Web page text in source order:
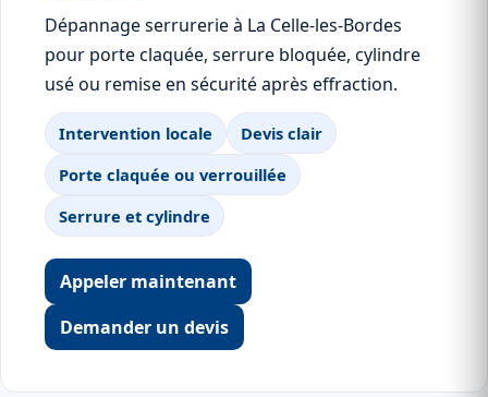
Dépannage serrurerie à La Celle-les-Bordes
pour porte claquée, serrure bloquée, cylindre
usé ou remise en sécurité après effraction.
Intervention locale
Devis clair
Porte claquée ou verrouillée
Serrure et cylindre
Appeler maintenant
Demander un devis